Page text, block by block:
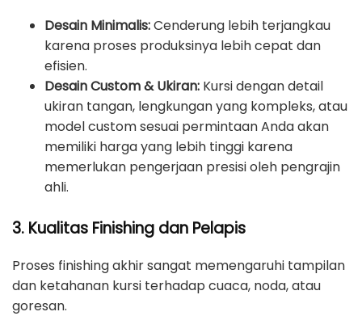
Desain Minimalis:Cenderung lebih terjangkau
karena proses produksinya lebih cepat dan
efisien.
Desain Custom & Ukiran: Kursi dengan detail
ukiran tangan, lengkungan yang kompleks, atau
model custom sesuai permintaan Anda akan
memiliki harga yang lebih tinggi karena
memerlukan pengerjaan presisi oleh pengrajin
ahli.
3. Kualitas Finishing dan Pelapis
Proses finishing akhir sangat memengaruhi tampilan
dan ketahanan kursi terhadap cuaca, noda, atau
goresan.